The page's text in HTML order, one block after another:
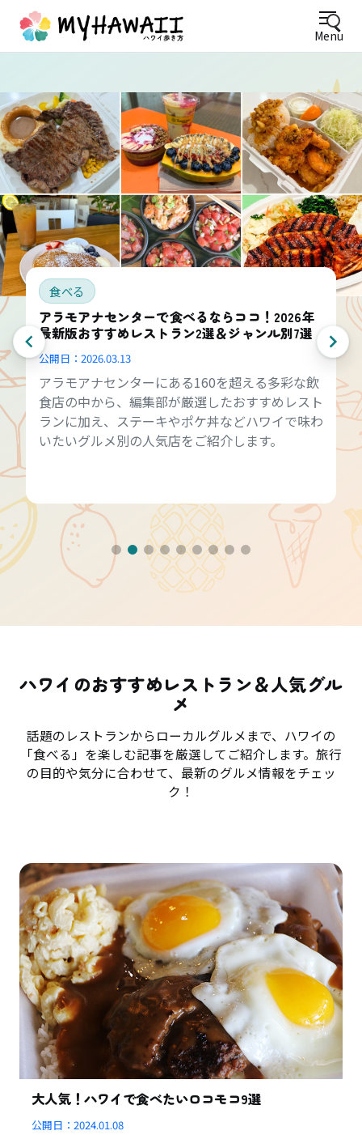
Menu
食べる
アラモアナセンターで食べるならココ！2026年
最新版おすすめレストラン2選＆ジャンル別7選
公開日： 2026.03.13
アラモアナセンターにある160を超える多彩な飲
食店の中から、編集部が厳選したおすすめレスト
ランに加え、ステーキやポケ丼などハワイで味わ
いたいグルメ別の人気店をご紹介します。
ハワイのおすすめレストラン＆人気グル
メ
話題のレストランからローカルグルメまで、ハワイの
「食べる」を楽しむ記事を厳選してご紹介します。旅行
の目的や気分に合わせて、最新のグルメ情報をチェッ
ク！
大人気！ハワイで食べたいロコモコ9選
公開日：2024.01.08